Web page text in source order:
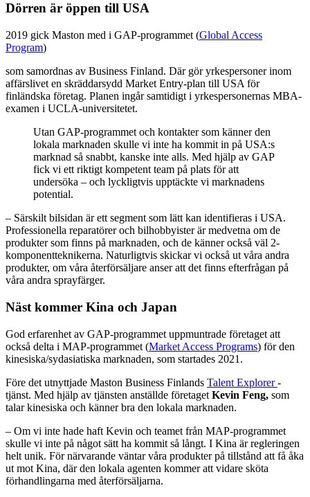
Dörren är öppen till USA
2019 gick Maston med i GAP-programmet (Global Access
Program)
som samordnas av Business Finland. Där gör yrkespersoner inom
affärslivet en skräddarsydd Market Entry-plan till USA för
finländska företag. Planen ingår samtidigt i yrkespersonernas MBA-
examen i UCLA-universitetet.
Utan GAP-programmet och kontakter som känner den
lokala marknaden skulle vi inte ha kommit in på USA:s
marknad så snabbt, kanske inte alls. Med hjälp av GAP
fick vi ett riktigt kompetent team på plats för att
undersöka – och lyckligtvis upptäckte vi marknadens
potential.
– Särskilt bilsidan är ett segment som lätt kan identifieras i USA.
Professionella reparatörer och bilhobbyister är medvetna om de
produkter som finns på marknaden, och de känner också väl 2-
komponentteknikerna. Naturligtvis skickar vi också ut våra andra
produkter, om våra återförsäljare anser att det finns efterfrågan på
våra andra sprayfärger.
Näst kommer Kina och Japan
God erfarenhet av GAP-programmet uppmuntrade företaget att
också delta i MAP-programmet (Market Access Programs) för den
kinesiska/sydasiatiska marknaden, som startades 2021.
Före det utnyttjade Maston Business Finlands Talent Explorer-
tjänst. Med hjälp av tjänsten anställde företaget Kevin Feng, som
talar kinesiska och känner bra den lokala marknaden.
– Om vi inte hade haft Kevin och teamet från MAP-programmet
skulle vi inte på något sätt ha kommit så långt. I Kina är regleringen
helt unik. För närvarande väntar våra produkter på tillstånd att få åka
ut mot Kina, där den lokala agenten kommer att vidare sköta
förhandlingarna med återförsäljarna.